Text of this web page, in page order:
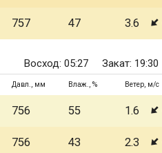
757 47 3.6
Восход: 05:27 Закат: 19:30
Давл., мм Влаж., % Ветер, м/с
756 55 1.6
756 43 2.3